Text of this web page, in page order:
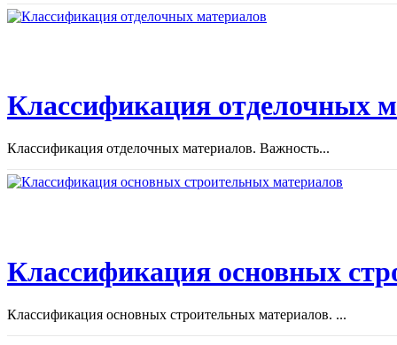
Классификация отделочных
Классификация отделочных материалов. Важность...
Классификация основных
Классификация основных строительных материалов. ...